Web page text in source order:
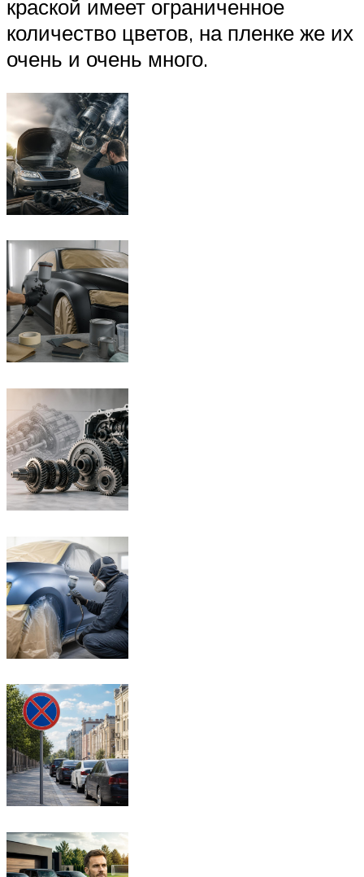
краской имеет ограниченное
количество цветов, на пленке же их
очень и очень много.